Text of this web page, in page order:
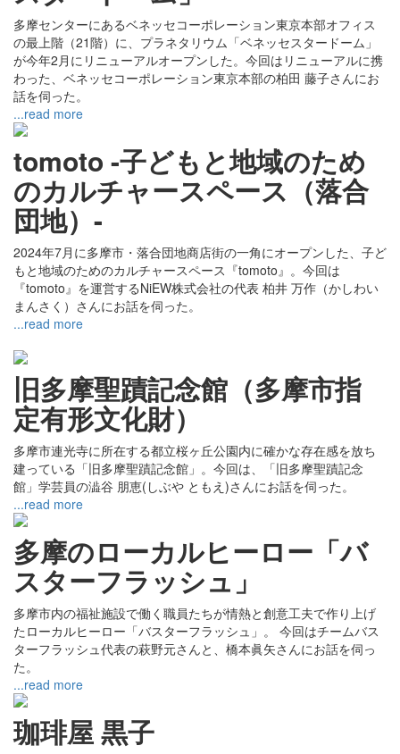
多摩センターにあるベネッセコーポレーション東京本部オフィス
の最上階（21階）に、プラネタリウム「ベネッセスタードーム」
が今年2月にリニューアルオープンした。今回はリニューアルに携
わった、ベネッセコーポレーション東京本部の柏田 藤子さんにお
話を伺った。
...read more
tomoto -子どもと地域のため
のカルチャースペース（落合
団地）-
2024年7月に多摩市・落合団地商店街の一角にオープンした、子ど
もと地域のためのカルチャースペース『tomoto』。今回は
『tomoto』を運営するNiEW株式会社の代表 柏井 万作（かしわい
まんさく）さんにお話を伺った。
...read more
旧多摩聖蹟記念館（多摩市指
定有形文化財）
多摩市連光寺に所在する都立桜ヶ丘公園内に確かな存在感を放ち
建っている「旧多摩聖蹟記念館」。今回は、「旧多摩聖蹟記念
館」学芸員の澁谷 朋恵(しぶや ともえ)さんにお話を伺った。
...read more
多摩のローカルヒーロー「バ
スターフラッシュ」
多摩市内の福祉施設で働く職員たちが情熱と創意工夫で作り上げ
たローカルヒーロー「バスターフラッシュ」。 今回はチームバス
ターフラッシュ代表の萩野元さんと、橋本眞矢さんにお話を伺っ
た。
...read more
珈琲屋 黒子